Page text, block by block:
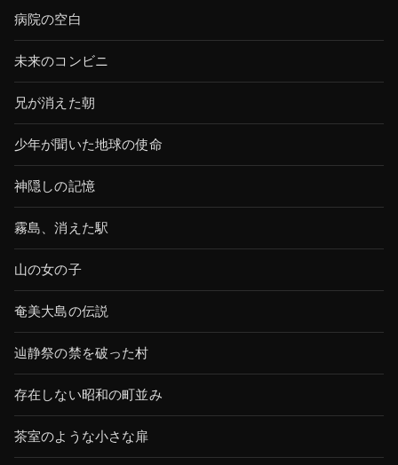
病院の空白
未来のコンビニ
兄が消えた朝
少年が聞いた地球の使命
神隠しの記憶
霧島、消えた駅
山の女の子
奄美大島の伝説
辿静祭の禁を破った村
存在しない昭和の町並み
茶室のような小さな扉